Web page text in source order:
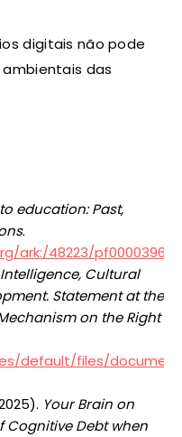
digitais não pode
das
education: Past,
.
ark:/48223/
Cultural
Statement at the
on the Right
default/files/
Your Brain on
Cognitive Debt when